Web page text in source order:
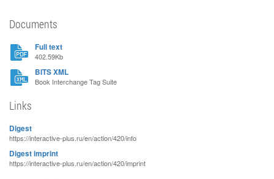
Documents
Full text
402.59Kb
BITS XML
Book Interchange Tag Suite
Links
Digest
https://interactive-plus.ru/en/action/420/info
Digest imprint
https://interactive-plus.ru/en/action/420/imprint